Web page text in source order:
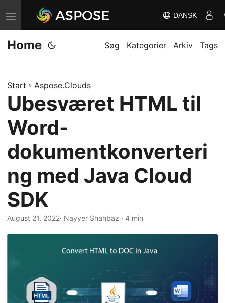
S
k
i
n
i
a
t
i
o
DANSK
Home Søg Kategorier Arkiv Tags
Start » Aspose.Clouds
Ubesværet HTML til
Word-
dokumentkonverteri
ng med Java Cloud
SDK
August 21, 2022· Nayyer Shahbaz · 4 min